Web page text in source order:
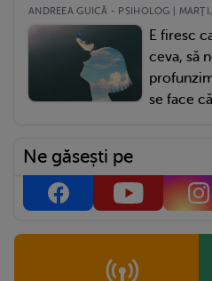
ANDREEA GUICĂ - PSIHOLOG |
E firesc
ceva, să
se face
Ne găsești pe